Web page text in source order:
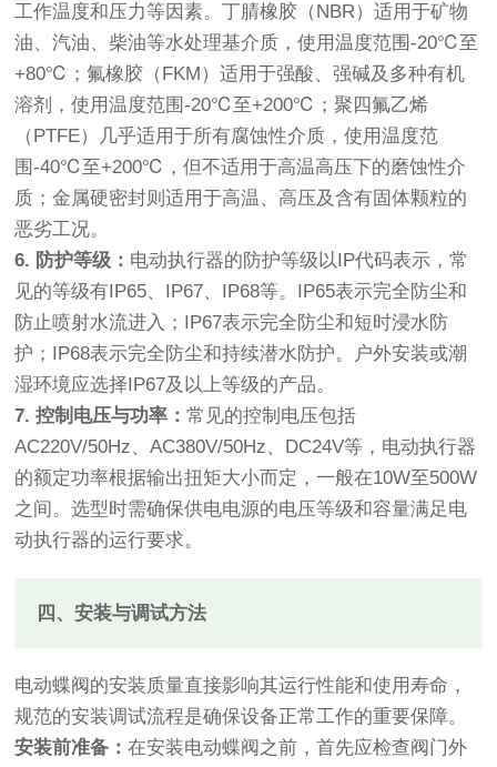
工作温度和压力等因素。丁腈橡胶（NBR）适用于矿物
油、汽油、柴油等水处理基介质，使用温度范围-20℃至
+80℃；氟橡胶（FKM）适用于强酸、强碱及多种有机
溶剂，使用温度范围-20℃至+200℃；聚四氟乙烯
（PTFE）几乎适用于所有腐蚀性介质，使用温度范
围-40℃至+200℃，但不适用于高温高压下的磨蚀性介
质；金属硬密封则适用于高温、高压及含有固体颗粒的
恶劣工况。
6. 防护等级： 电动执行器的防护等级以IP代码表示，常
见的等级有IP65、IP67、IP68等。IP65表示完全防尘和
防止喷射水流进入；IP67表示完全防尘和短时浸水防
护；IP68表示完全防尘和持续潜水防护。户外安装或潮
湿环境应选择IP67及以上等级的产品。
7. 控制电压与功率：常见的控制电压包括
AC220V/50Hz、AC380V/50Hz、DC24V等，电动执行器
的额定功率根据输出扭矩大小而定，一般在10W至500W
之间。选型时需确保供电电源的电压等级和容量满足电
动执行器的运行要求。
四、安装与调试方法
电动蝶阀的安装质量直接影响其运行性能和使用寿命，
规范的安装调试流程是确保设备正常工作的重要保障。
安装前准备：在安装电动蝶阀之前，首先应检查阀门外